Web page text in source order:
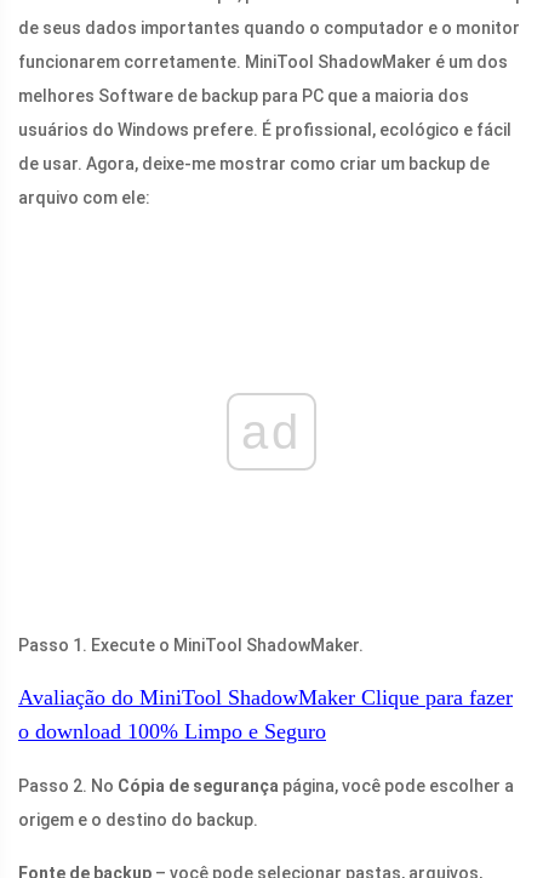
de seus dados importantes quando o computador e o monitor
funcionarem corretamente. MiniTool ShadowMaker é um dos
melhores Software de backup para PC que a maioria dos
usuários do Windows prefere. É profissional, ecológico e fácil
de usar. Agora, deixe-me mostrar como criar um backup de
arquivo com ele:
ad
Passo 1. Execute o MiniTool ShadowMaker.
Avaliação do MiniTool ShadowMaker Clique para fazer
o download 100% Limpo e Seguro
Passo 2. No Cópia de segurança página, você pode escolher a
origem e o destino do backup.
Fonte de backup – você pode selecionar pastas, arquivos,